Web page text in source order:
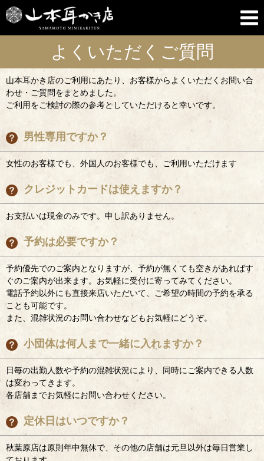
よくいただくご質問
山本耳かき店のご利用にあたり、お客様からよくいただくお問い合
わせ・ご質問をまとめました。
ご利用をご検討の際の参考としていただけると幸いです。
男性専用ですか？
女性のお客様でも、外国人のお客様でも、ご利用いただけます
クレジットカードは使えますか？
お支払いは現金のみです。申し訳ありません。
予約は必要ですか？
予約優先でのご案内となりますが、予約が無くても空きがあればす
ぐのご案内が出来ます。お気軽に受付に寄ってみてください。
電話予約以外にも直接来店いただいて、ご希望の時間の予約を承る
ことも可能です。
また、混雑状況のお問い合わせなどもお気軽にどうぞ。
小団体は何人まで一緒に入れますか？
日毎の出勤人数や予約の混雑状況により、同時にご案内できる人数
は変わってきます。
各店舗までお気軽にお問い合わせください。
定休日はいつですか？
秋葉原店は原則年中無休で、その他の店舗は元旦以外は毎日営業し